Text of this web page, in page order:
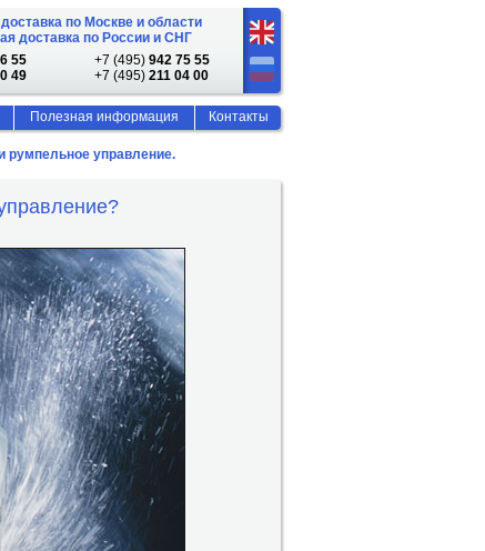
румпельное управление.
по Москве и области
доставка по России и СНГ
55 +7 (495) 942 75 55
49 +7 (495) 211 04 00
Полезная информация Контакты